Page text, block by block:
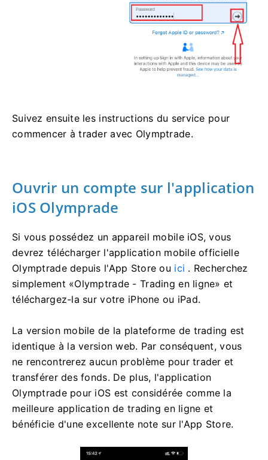
Suivez ensuite les instructions du service pour
commencer à trader avec Olymptrade.
Ouvrir un compte sur l'application
iOS Olymprade
Si vous possédez un appareil mobile iOS, vous
devrez télécharger l'application mobile officielle
Olymptrade depuis l'App Store ou ici . Recherchez
simplement «Olymptrade - Trading en ligne» et
téléchargez-la sur votre iPhone ou iPad.
La version mobile de la plateforme de trading est
identique à la version web. Par conséquent, vous
ne rencontrerez aucun problème pour trader et
transférer des fonds. De plus, l'application
Olymptrade pour iOS est considérée comme la
meilleure application de trading en ligne et
bénéficie d'une excellente note sur l'App Store.